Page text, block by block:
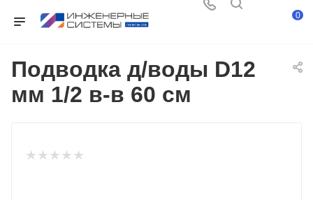
0
Подводка д/воды D12
мм 1/2 в-в 60 см